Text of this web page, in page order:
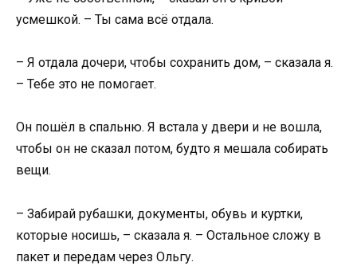
усмешкой. – Ты сама всё отдала.
– Я отдала дочери, чтобы сохранить дом, – сказала я.
– Тебе это не помогает.
Он пошёл в спальню. Я встала у двери и не вошла,
чтобы он не сказал потом, будто я мешала собирать
вещи.
– Забирай рубашки, документы, обувь и куртки,
которые носишь, – сказала я. – Остальное сложу в
пакет и передам через Ольгу.